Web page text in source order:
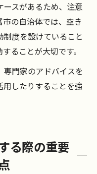
スがあるため、注意
の自治体では、空き
度を設けていること
ることが大切です。
専門家のアドバイスを
したりすることを強
る際の重要